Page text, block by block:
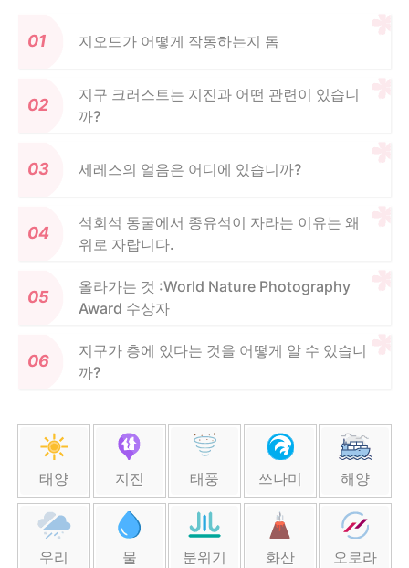
지오드가 어떻게 작동하는지 돔
지구 크러스트는 지진과 어떤 관련이 있습니
까?
세레스의 얼음은 어디에 있습니까?
석회석 동굴에서 종유석이 자라는 이유는 왜
위로 자랍니다.
올라가는 것 :World Nature Photography
Award 수상자
지구가 층에 있다는 것을 어떻게 알 수 있습니
까?
태양 지진 태풍 쓰나미 해양
우리 물 분위기 화산 오로라